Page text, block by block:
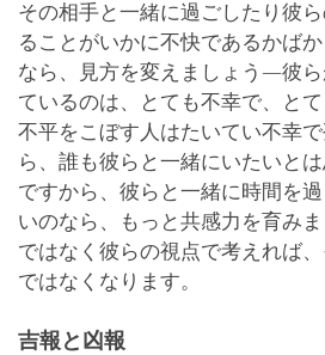
その相手と一緒に過ごしたり彼
ることがいかに不快であるかば
なら、見方を変えましょう―彼
ているのは、とても不幸で、とて
不平をこぼす人はたいてい不幸
ら、誰も彼らと一緒にいたいとは
ですから、彼らと一緒に時間を
いのなら、もっと共感力を育み
ではなく彼らの視点で考えれば
ではなくなります。
吉報と凶報